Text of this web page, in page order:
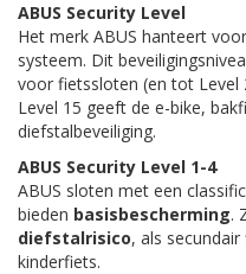
ABUS Security Level
Het merk ABUS hanteert
systeem. Dit
voor fietssloten (en tot
Level 15 geeft de e-bike,
diefstalbeveiliging.
ABUS Security Level 1-4
ABUS sloten met een
bieden basisbescherming.
diefstalrisico, als
kinderfiets.